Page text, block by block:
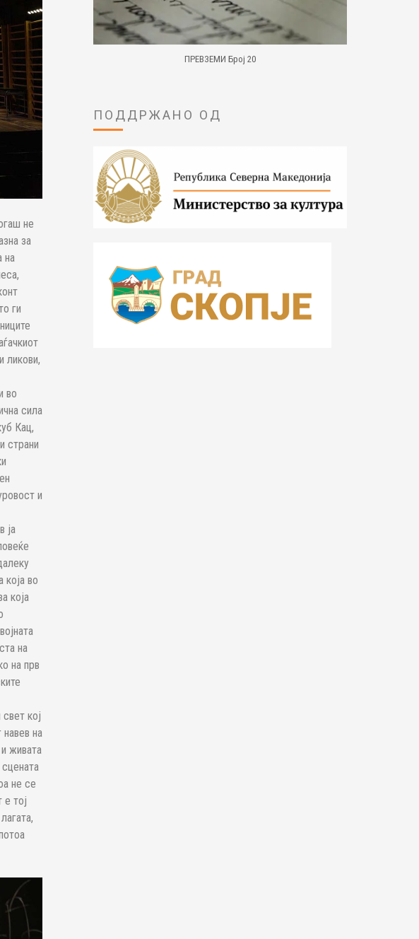
не
за
на
ги
ликови,
во
сила
Кац,
страни
и
ја
која во
која
на
на прв
кој
на
живата
не се
тој
ПРЕВЗЕМИ Број 20
ПОДДРЖАНО ОД